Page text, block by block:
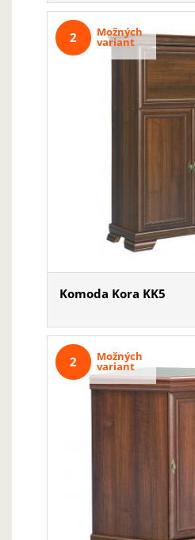
Možných
variant
2
Komoda Kora KK5
Možných
variant
2